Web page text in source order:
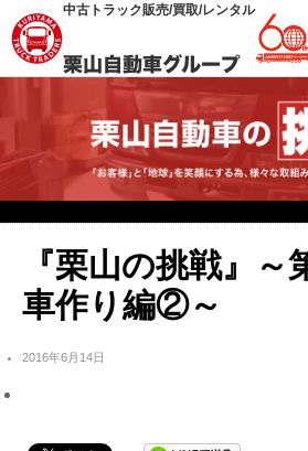
中古トラック販売/買取/レンタル
『栗山の挑戦』～
車作り編②～
2016年6月14日